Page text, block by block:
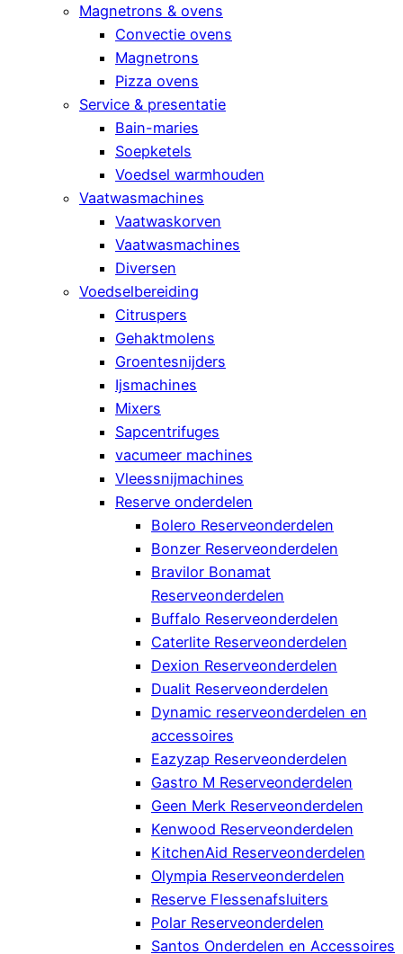
Magnetrons & ovens
Convectie ovens
Magnetrons
Pizza ovens
Service & presentatie
Bain-maries
Soepketels
Voedsel warmhouden
Vaatwasmachines
Vaatwaskorven
Vaatwasmachines
Diversen
Voedselbereiding
Citruspers
Gehaktmolens
Groentesnijders
Ijsmachines
Mixers
Sapcentrifuges
vacumeer machines
Vleessnijmachines
Reserve onderdelen
Bolero Reserveonderdelen
Bonzer Reserveonderdelen
Bravilor Bonamat
Reserveonderdelen
Buffalo Reserveonderdelen
Caterlite Reserveonderdelen
Dexion Reserveonderdelen
Dualit Reserveonderdelen
Dynamic reserveonderdelen en
accessoires
Eazyzap Reserveonderdelen
Gastro M Reserveonderdelen
Geen Merk Reserveonderdelen
Kenwood Reserveonderdelen
KitchenAid Reserveonderdelen
Olympia Reserveonderdelen
Reserve Flessenafsluiters
Polar Reserveonderdelen
Santos Onderdelen en Accessoires